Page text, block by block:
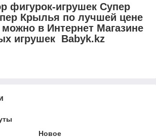
фигурок-игрушек Супер
Крылья по лучшей цене
можно в Интернет Магазине
игрушек Babyk.kz
Новое